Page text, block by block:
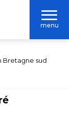
menu
Bretagne sud